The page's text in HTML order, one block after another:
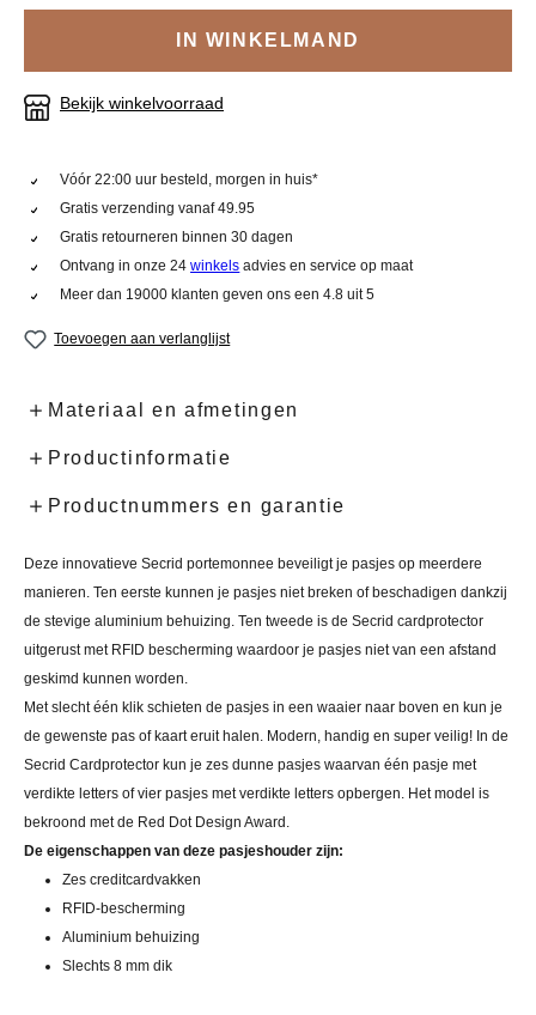
IN WINKELMAND
Bekijk winkelvoorraad
Vóór 22:00 uur besteld, morgen in huis*
Gratis verzending vanaf 49.95
Gratis retourneren binnen 30 dagen
Ontvang in onze 24winkels advies en service op maat
Meer dan 19000 klanten geven ons een 4.8 uit 5
Toevoegen aan verlanglijst
Materiaal en afmetingen
Productinformatie
Productnummers en garantie
Deze innovatieve Secrid portemonnee beveiligt je pasjes op meerdere
manieren. Ten eerste kunnen je pasjes niet breken of beschadigen dankzij
de stevige aluminium behuizing. Ten tweede is de Secrid cardprotector
uitgerust met RFID bescherming waardoor je pasjes niet van een afstand
geskimd kunnen worden.
Met slecht één klik schieten de pasjes in een waaier naar boven en kun je
de gewenste pas of kaart eruit halen. Modern, handig en super veilig! In de
Secrid Cardprotector kun je zes dunne pasjes waarvan één pasje met
verdikte letters of vier pasjes met verdikte letters opbergen. Het model is
bekroond met de Red Dot Design Award.
De eigenschappen van deze pasjeshouder zijn:
Zes creditcardvakken
RFID-bescherming
Aluminium behuizing
Slechts 8 mm dik